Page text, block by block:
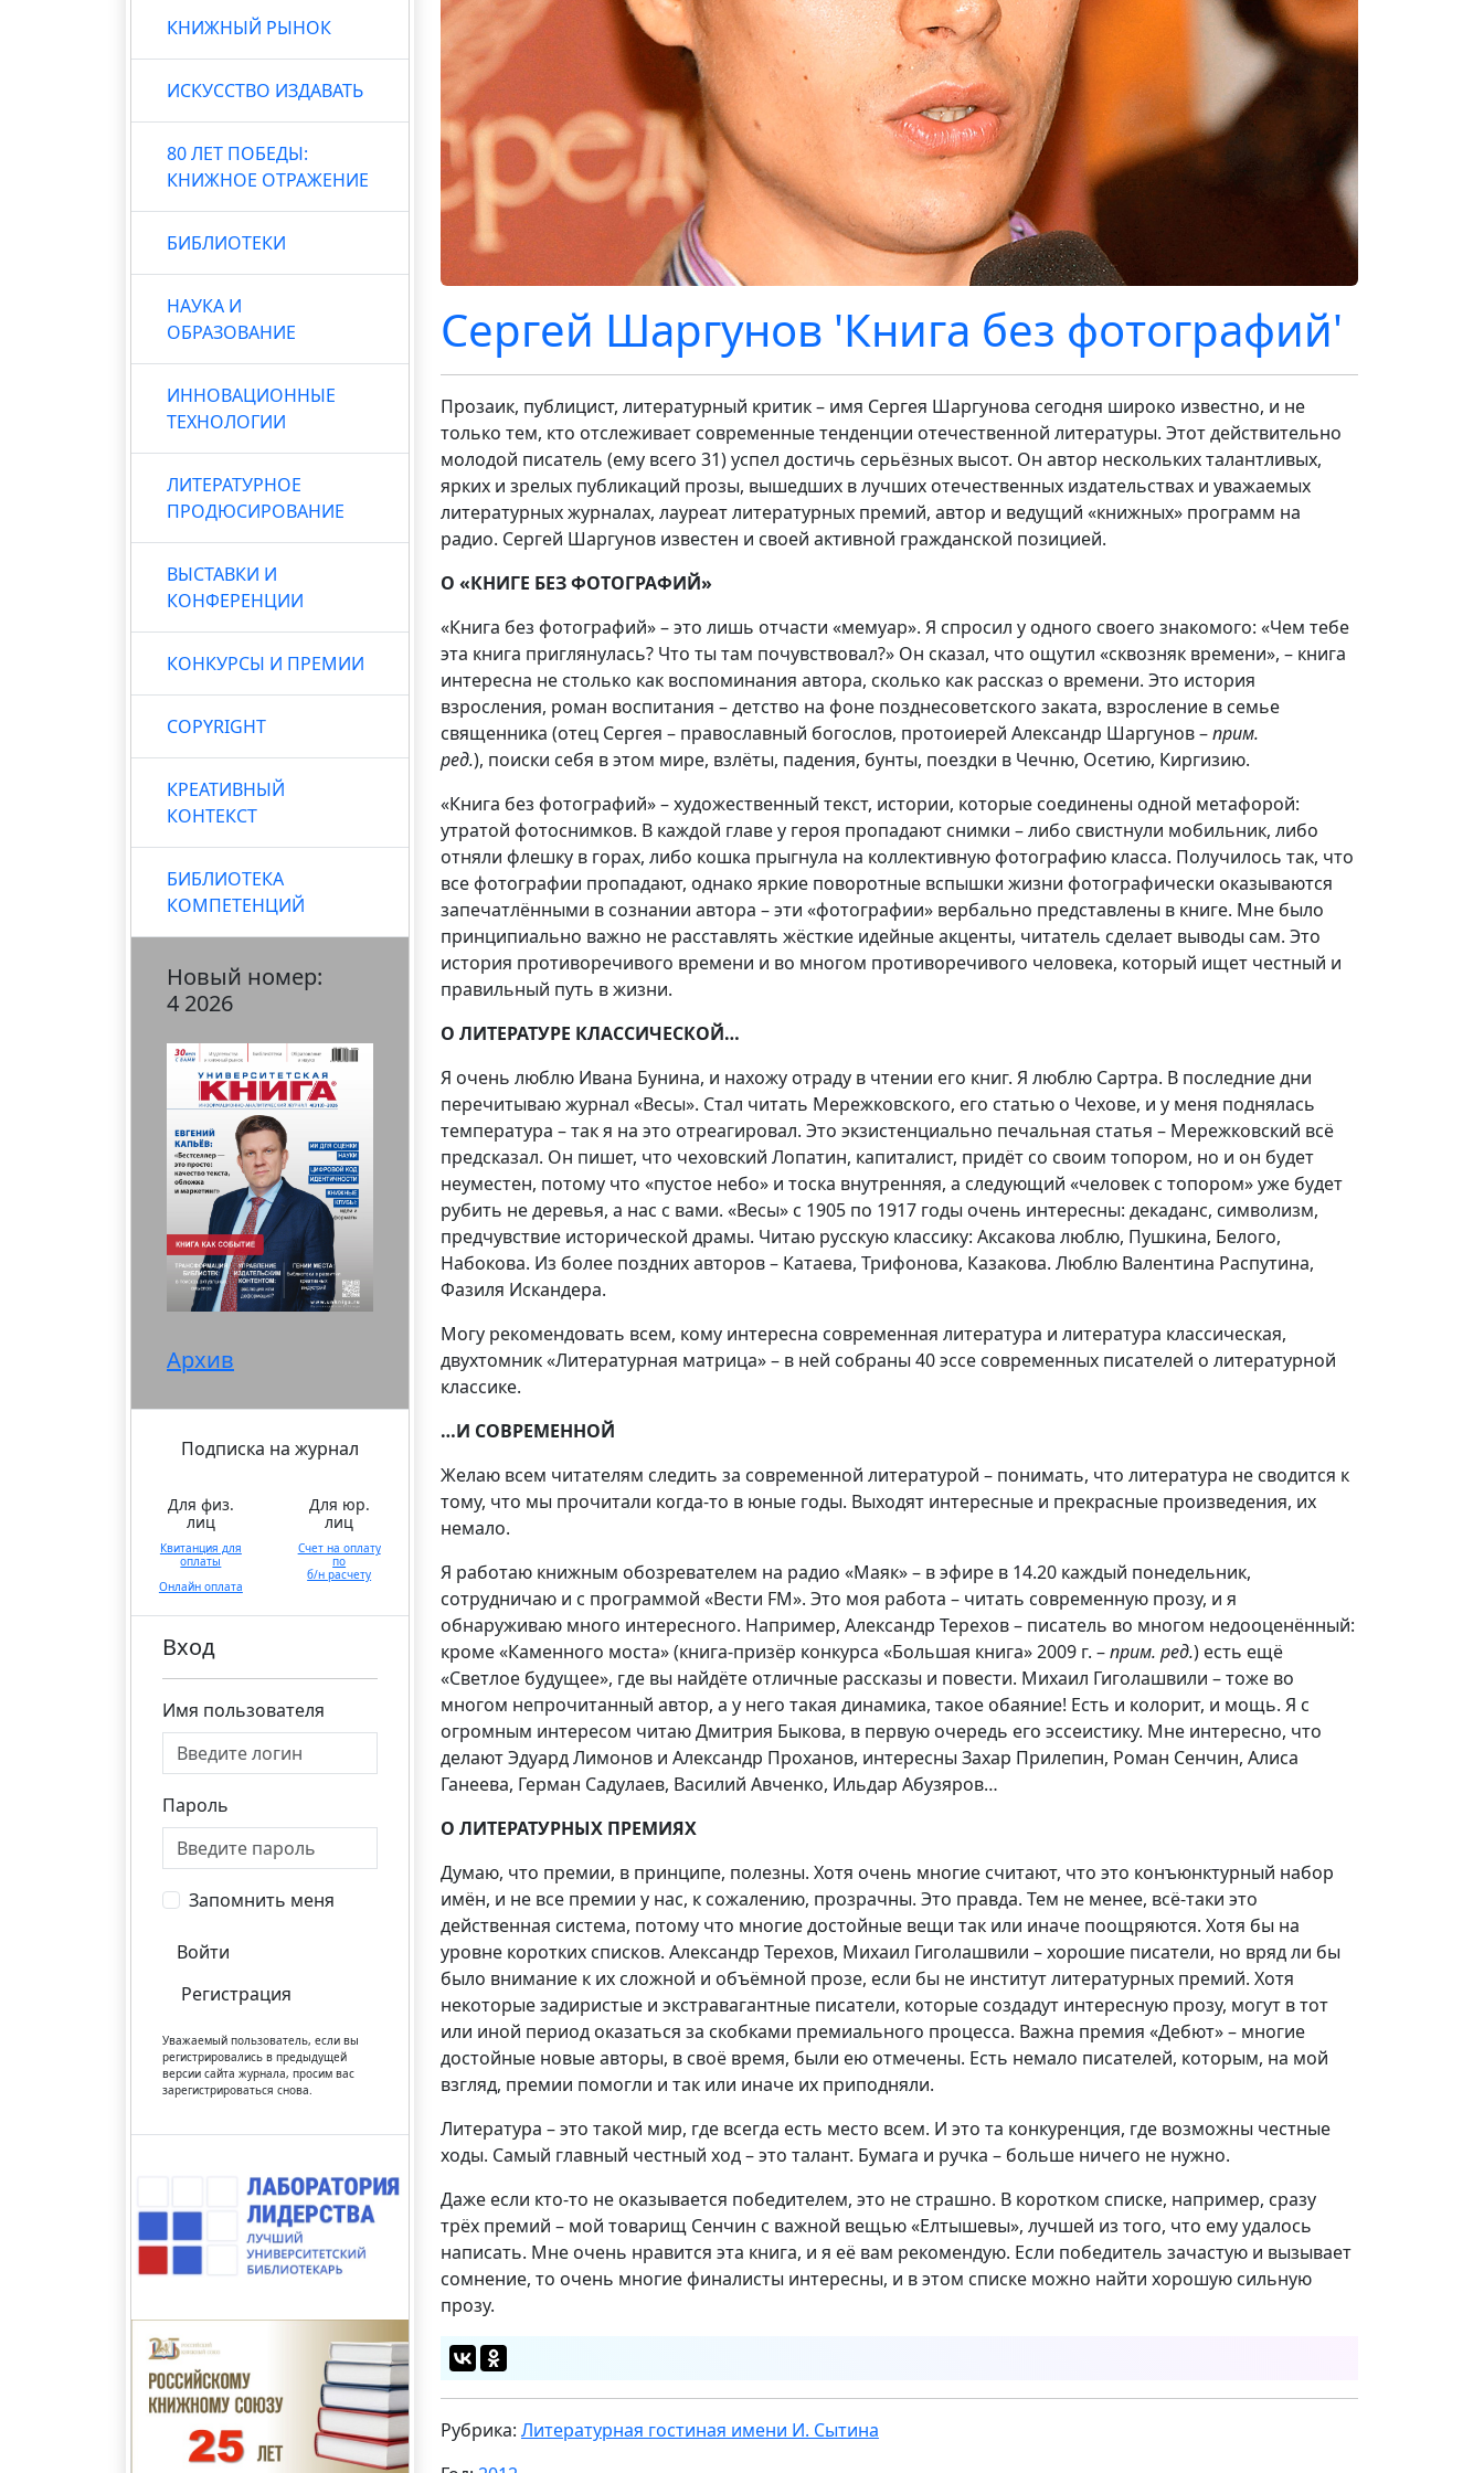
КНИЖНЫЙ РЫНОК
ИСКУССТВО ИЗДАВАТЬ
80 ЛЕТ ПОБЕДЫ:
КНИЖНОЕ ОТРАЖЕНИЕ
БИБЛИОТЕКИ
НАУКА И
ОБРАЗОВАНИЕ
ИННОВАЦИОННЫЕ
ТЕХНОЛОГИИ
ЛИТЕРАТУРНОЕ
ПРОДЮСИРОВАНИЕ
ВЫСТАВКИ И
КОНФЕРЕНЦИИ
КОНКУРСЫ И ПРЕМИИ
COPYRIGHT
КРЕАТИВНЫЙ
КОНТЕКСТ
БИБЛИОТЕКА
КОМПЕТЕНЦИЙ
Новый номер:
4 2026
Архив
Подписка на журнал
Для физ.
лиц
Квитанция для
оплаты
Онлайн оплата
Для юр.
лиц
Счет на оплату
по
б/н расчету
Вход
Имя пользователя
Пароль
Запомнить меня
Войти
Регистрация
Уважаемый пользователь, если вы
регистрировались в предыдущей
версии сайта журнала, просим вас
зарегистрироваться снова.
Сергей Шаргунов 'Книга без фотографий'
Прозаик, публицист, литературный критик – имя Сергея Шаргунова сегодня широко известно, и не
только тем, кто отслеживает современные тенденции отечественной литературы. Этот действительно
молодой писатель (ему всего 31) успел достичь серьёзных высот. Он автор нескольких талантливых,
ярких и зрелых публикаций прозы, вышедших в лучших отечественных издательствах и уважаемых
литературных журналах, лауреат литературных премий, автор и ведущий «книжных» программ на
радио. Сергей Шаргунов известен и своей активной гражданской позицией.
О «КНИГЕ БЕЗ ФОТОГРАФИЙ»
«Книга без фотографий» – это лишь отчасти «мемуар». Я спросил у одного своего знакомого: «Чем тебе
эта книга приглянулась? Что ты там почувствовал?» Он сказал, что ощутил «сквозняк времени», – книга
интересна не столько как воспоминания автора, сколько как рассказ о времени. Это история
взросления, роман воспитания – детство на фоне позднесоветского заката, взросление в семье
священника (отец Сергея – православный богослов, протоиерей Александр Шаргунов –прим.
ред.), поиски себя в этом мире, взлёты, падения, бунты, поездки в Чечню, Осетию, Киргизию.
«Книга без фотографий» – художественный текст, истории, которые соединены одной метафорой:
утратой фотоснимков. В каждой главе у героя пропадают снимки – либо свистнули мобильник, либо
отняли флешку в горах, либо кошка прыгнула на коллективную фотографию класса. Получилось так, что
все фотографии пропадают, однако яркие поворотные вспышки жизни фотографически оказываются
запечатлёнными в сознании автора – эти «фотографии» вербально представлены в книге. Мне было
принципиально важно не расставлять жёсткие идейные акценты, читатель сделает выводы сам. Это
история противоречивого времени и во многом противоречивого человека, который ищет честный и
правильный путь в жизни.
О ЛИТЕРАТУРЕ КЛАССИЧЕСКОЙ…
Я очень люблю Ивана Бунина, и нахожу отраду в чтении его книг. Я люблю Сартра. В последние дни
перечитываю журнал «Весы». Стал читать Мережковского, его статью о Чехове, и у меня поднялась
температура – так я на это отреагировал. Это экзистенциально печальная статья – Мережковский всё
предсказал. Он пишет, что чеховский Лопатин, капиталист, придёт со своим топором, но и он будет
неуместен, потому что «пустое небо» и тоска внутренняя, а следующий «человек с топором» уже будет
рубить не деревья, а нас с вами. «Весы» с 1905 по 1917 годы очень интересны: декаданс, символизм,
предчувствие исторической драмы. Читаю русскую классику: Аксакова люблю, Пушкина, Белого,
Набокова. Из более поздних авторов – Катаева, Трифонова, Казакова. Люблю Валентина Распутина,
Фазиля Искандера.
Могу рекомендовать всем, кому интересна современная литература и литература классическая,
двухтомник «Литературная матрица» – в ней собраны 40 эссе современных писателей о литературной
классике.
…И СОВРЕМЕННОЙ
Желаю всем читателям следить за современной литературой – понимать, что литература не сводится к
тому, что мы прочитали когда-то в юные годы. Выходят интересные и прекрасные произведения, их
немало.
Я работаю книжным обозревателем на радио «Маяк» – в эфире в 14.20 каждый понедельник,
сотрудничаю и с программой «Вести FM». Это моя работа – читать современную прозу, и я
обнаруживаю много интересного. Например, Александр Терехов – писатель во многом недооценённый:
кроме «Каменного моста» (книга-призёр конкурса «Большая книга» 2009 г. –прим. ред.) есть ещё
«Светлое будущее», где вы найдёте отличные рассказы и повести. Михаил Гиголашвили – тоже во
многом непрочитанный автор, а у него такая динамика, такое обаяние! Есть и колорит, и мощь. Я с
огромным интересом читаю Дмитрия Быкова, в первую очередь его эссеистику. Мне интересно, что
делают Эдуард Лимонов и Александр Проханов, интересны Захар Прилепин, Роман Сенчин, Алиса
Ганеева, Герман Садулаев, Василий Авченко, Ильдар Абузяров…
О ЛИТЕРАТУРНЫХ ПРЕМИЯХ
Думаю, что премии, в принципе, полезны. Хотя очень многие считают, что это конъюнктурный набор
имён, и не все премии у нас, к сожалению, прозрачны. Это правда. Тем не менее, всё-таки это
действенная система, потому что многие достойные вещи так или иначе поощряются. Хотя бы на
уровне коротких списков. Александр Терехов, Михаил Гиголашвили – хорошие писатели, но вряд ли бы
было внимание к их сложной и объёмной прозе, если бы не институт литературных премий. Хотя
некоторые задиристые и экстравагантные писатели, которые создадут интересную прозу, могут в тот
или иной период оказаться за скобками премиального процесса. Важна премия «Дебют» – многие
достойные новые авторы, в своё время, были ею отмечены. Есть немало писателей, которым, на мой
взгляд, премии помогли и так или иначе их приподняли.
Литература – это такой мир, где всегда есть место всем. И это та конкуренция, где возможны честные
ходы. Самый главный честный ход – это талант. Бумага и ручка – больше ничего не нужно.
Даже если кто-то не оказывается победителем, это не страшно. В коротком списке, например, сразу
трёх премий – мой товарищ Сенчин с важной вещью «Елтышевы», лучшей из того, что ему удалось
написать. Мне очень нравится эта книга, и я её вам рекомендую. Если победитель зачастую и вызывает
сомнение, то очень многие финалисты интересны, и в этом списке можно найти хорошую сильную
прозу.
Рубрика: Литературная гостиная имени И. Сытина